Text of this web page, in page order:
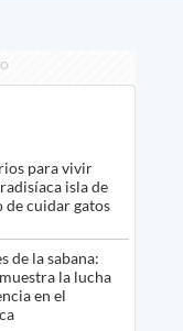
para vivir
isla de
de cuidar gatos
de la sabana:
la lucha
en el